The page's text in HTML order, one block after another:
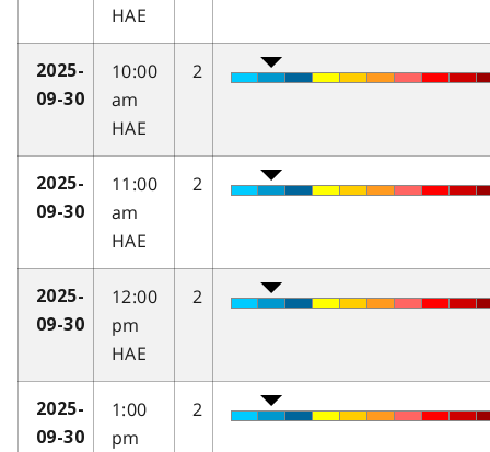
HAE
2025-
09-30
10:00
am
HAE
2
2025-
09-30
11:00
am
HAE
2
2025-
09-30
12:00
pm
HAE
2
2025-
09-30
1:00
pm
2